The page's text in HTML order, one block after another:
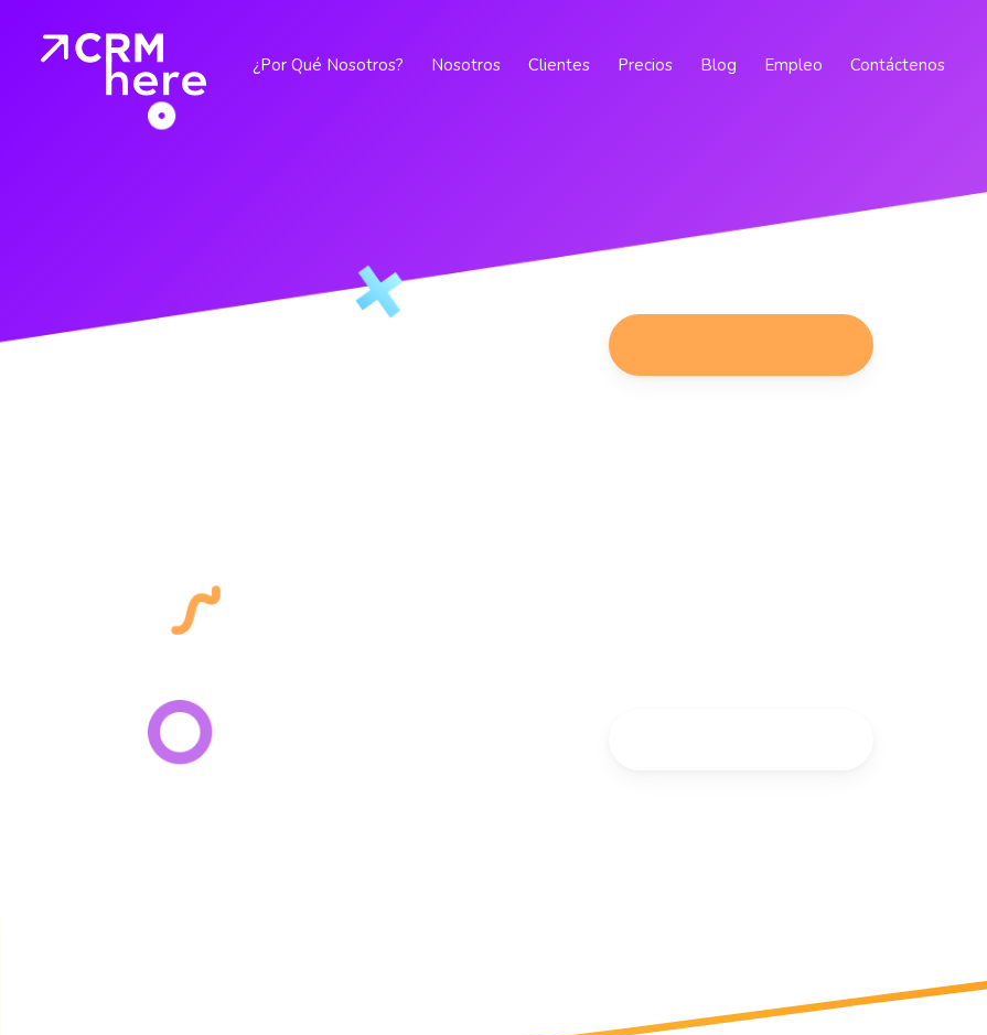
¿Por Qué Nosotros? Nosotros Clientes Precios Blog Empleo Contáctenos